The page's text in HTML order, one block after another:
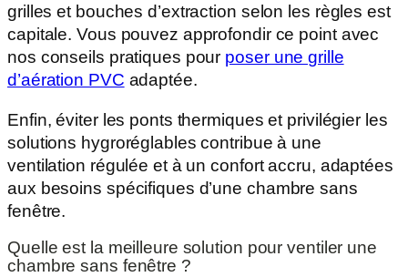
grilles et bouches d’extraction selon les règles est
capitale. Vous pouvez approfondir ce point avec
nos conseils pratiques pour poser une grille
d’aération PVC adaptée.
Enfin, éviter les ponts thermiques et privilégier les
solutions hygroréglables contribue à une
ventilation régulée et à un confort accru, adaptées
aux besoins spécifiques d’une chambre sans
fenêtre.
Quelle est la meilleure solution pour ventiler une
chambre sans fenêtre ?